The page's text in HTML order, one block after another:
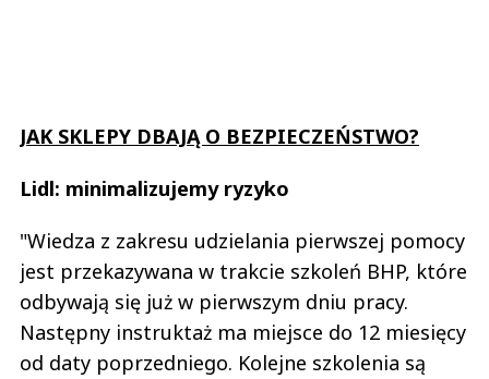
JAK SKLEPY DBAJĄ O BEZPIECZEŃSTWO?
Lidl: minimalizujemy ryzyko
"Wiedza z zakresu udzielania pierwszej pomocy
jest przekazywana w trakcie szkoleń BHP, które
odbywają się już w pierwszym dniu pracy.
Następny instruktaż ma miejsce do 12 miesięcy
od daty poprzedniego. Kolejne szkolenia są